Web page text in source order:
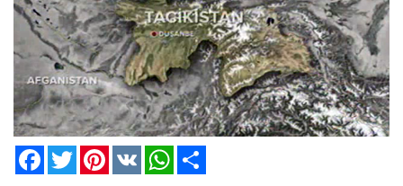
FacebookTwitterPinterest
VK WhatsApp